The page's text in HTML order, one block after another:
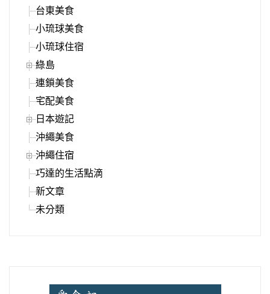
台東美食
小琉球美食
小琉球住宿
綠島
連鎖美食
宅配美食
日本遊記
沖繩美食
沖繩住宿
巧達的生活點滴
新文章
未分類